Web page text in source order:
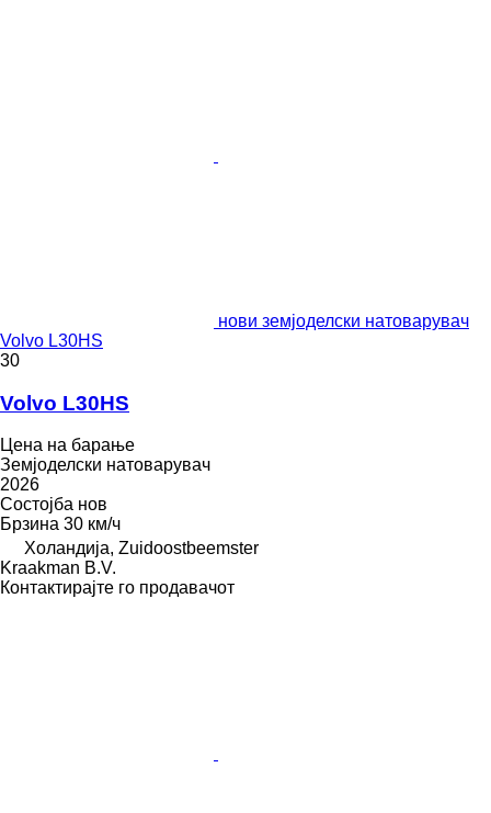
нови земјоделски натоварувач
Volvo L30HS
30
Volvo L30HS
Цена на барање
Земјоделски натоварувач
2026
Состојба нов
Брзина 30 км/ч
Холандија, Zuidoostbeemster
Kraakman B.V.
Контактирајте го продавачот